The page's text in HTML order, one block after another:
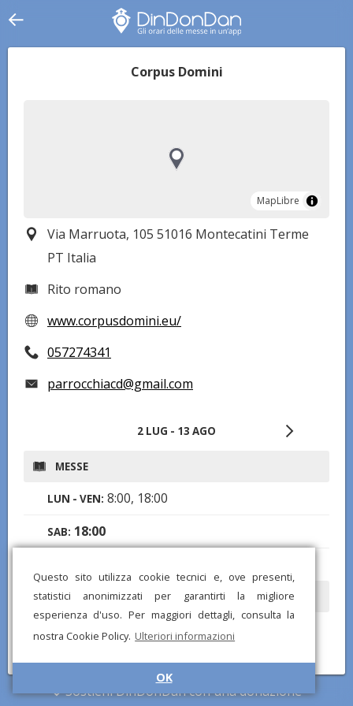
Questo sito utilizza cookie tecnici e, ove presenti,
statistici anonimizzati per garantirti la migliore
esperienza d'uso. Per maggiori dettagli, consulta la
nostra Cookie Policy. Ulteriori informazioni
OK
Corpus Domini
MapLibre
MapLibre
Via Marruota, 105 51016 Montecatini Terme
PT Italia
Rito romano
www.corpusdomini.eu/
057274341
parrocchiacd@gmail.com
2 LUG - 13 AGO
MESSE
LUN - VEN: 8:00, 18:00
SAB: 18:00
CONFESSIONI
mezz'ora prima della Santa Messa e
Sostieni DinDonDan con una donazione